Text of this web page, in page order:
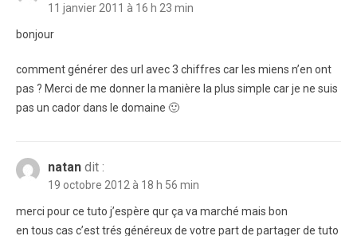
11 janvier 2011 à 16 h 23 min
bonjour
comment générer des url avec 3 chiffres car les miens n’en ont
pas ? Merci de me donner la manière la plus simple car je ne suis
pas un cador dans le domaine 🙂
natan dit :
19 octobre 2012 à 18 h 56 min
merci pour ce tuto j’espère qur ça va marché mais bon
en tous cas c’est trés généreux de votre part de partager de tuto